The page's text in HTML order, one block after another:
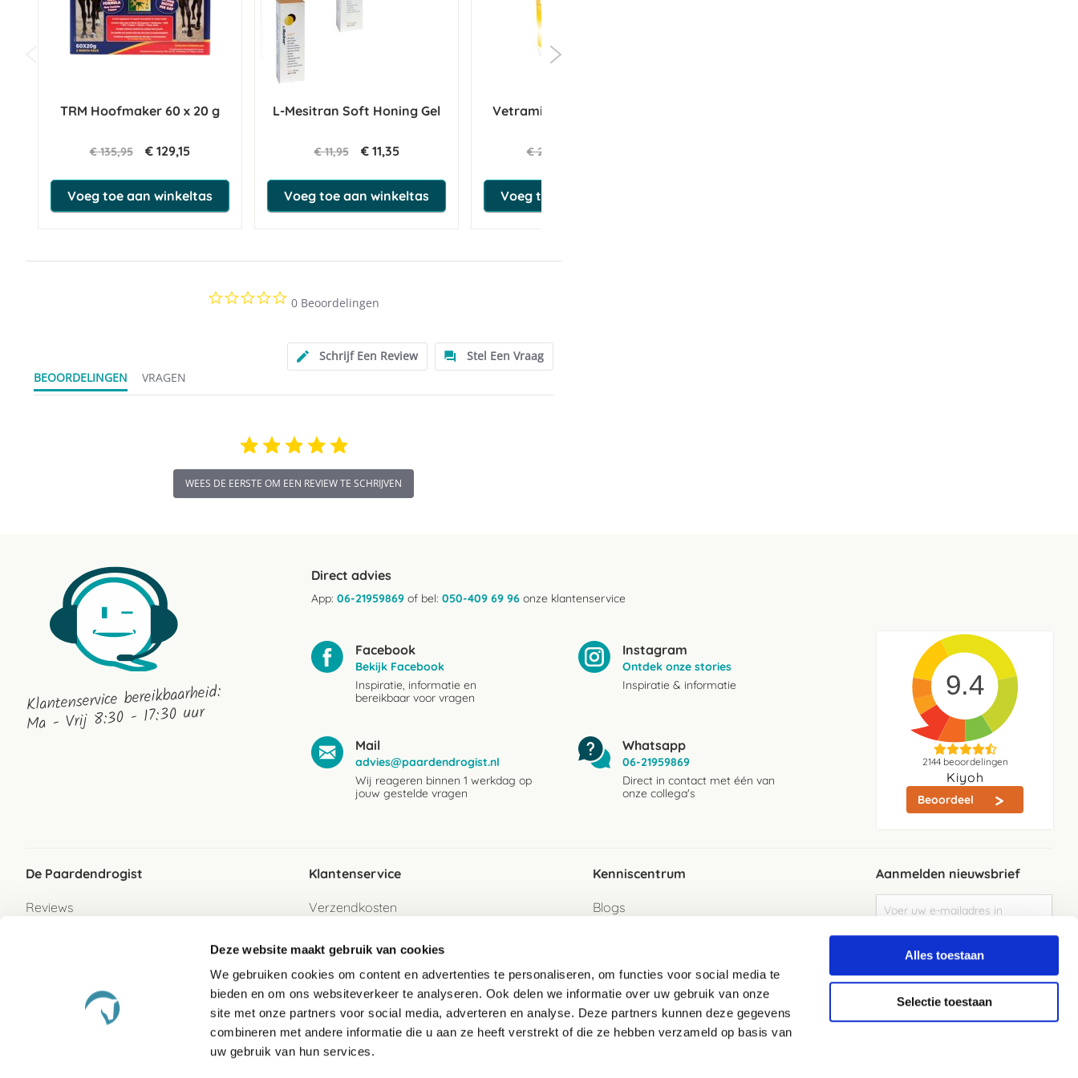
Deze website maakt gebruik van cookies
We gebruiken cookies om content en advertenties te personaliseren, om functies voor social media te
bieden en om ons websiteverkeer te analyseren. Ook delen we informatie over uw gebruik van onze
site met onze partners voor social media, adverteren en analyse. Deze partners kunnen deze gegevens
combineren met andere informatie die u aan ze heeft verstrekt of die ze hebben verzameld op basis van
uw gebruik van hun services.
Alles toestaan
Selectie toestaan
M
Grote pony/klein paard
22-24 cm
B
De beschermers kunnen gewassen worden in de wasmachine op 30 graden en drogen snel. Door ze
schoon te houden, creëer je een betere gezondheid voor de huid.
TRM Hoofmaker 60 x 20 g
€ 135,95 € 129,15
Voeg toe aan winkeltas
L-Mesitran Soft Honing Gel
€ 11,95 € 11,35
Voeg toe aan winkeltas
Vetramil Derma Shampoo
€ 20,89
Voeg toe aan winkeltas
0.0
star
0 Beoordelingen
Schrijf Een Review
Stel Een Vraag
BEOORDELINGEN
VRAGEN
WEES DE EERSTE OM EEN REVIEW TE SCHRIJVEN
Klantenservice bereikbaarheid:
Ma - Vrij 8:30 - 17:30 uur
Direct advies
App: 06-21959869 of bel: 050-409 69 96 onze klantenservice
Facebook
Bekijk Facebook
Inspiratie, informatie en
bereikbaar voor vragen
Instagram
Ontdek onze stories
Inspiratie & informatie
Mail
advies@paardendrogist.nl
Wij reageren binnen 1 werkdag op
jouw gestelde vragen
Whatsapp
06-21959869
Direct in contact met één van
onze collega's
9.4
2144beoordelingen
Kiyoh
Beoordeel
De Paardendrogist
Reviews
Klantenservice
Verzendkosten
Betaalwijzen
Retour
Retour sturen als gast
Garantie
Veelgestelde vragen
Kenniscentrum
Blogs
Aanmelden nieuwsbrief
u
op
Elke week de beste acties en het laaste